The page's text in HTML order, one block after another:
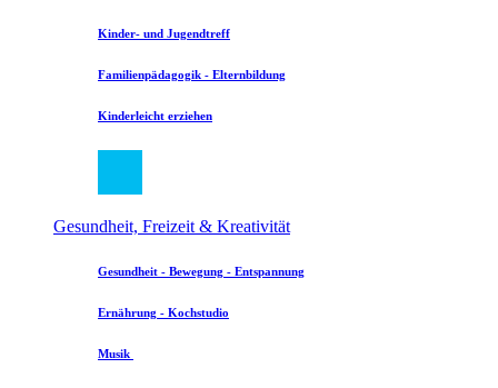
Kinder- und Jugendtreff
Familienpädagogik - Elternbildung
Kinderleicht erziehen
Gesundheit, Freizeit & Kreativität
Gesundheit - Bewegung - Entspannung
Ernährung - Kochstudio
Musik